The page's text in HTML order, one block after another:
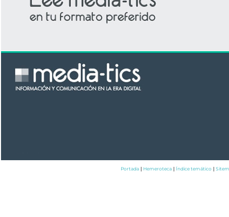
Portada| Hemeroteca| Índice temático|